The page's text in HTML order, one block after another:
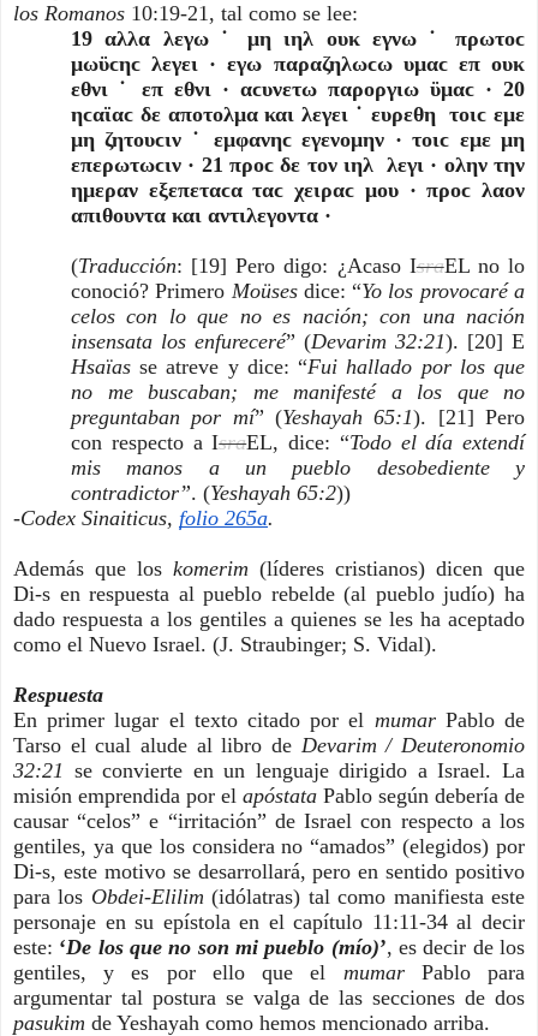
los Romanos 10:19-21, tal como se lee:
19 αλλα λεγω ˙ μη ιηλ ουκ εγνω ˙ πρωτοϲ
μωϋϲηϲ λεγει · εγω παραζηλωϲω υμαϲ επ ουκ
εθνι ˙ επ εθνι · αϲυνετω παροργιω ϋμαϲ · 20
ηϲαϊαϲ δε αποτολμα και λεγει ˙ ευρεθη τοιϲ εμε
μη ζητουϲιν ˙ εμφανηϲ εγενομην · τοιϲ εμε μη
επερωτωϲιν · 21 προϲ δε τον ιηλ λεγι · ολην την
ημεραν εξεπεταϲα ταϲ χειραϲ μου · προϲ λαον
απιθουντα και αντιλεγοντα ·
(Traducción: [19] Pero digo: ¿Acaso IsraEL no lo
conoció? Primero Moüses dice: “Yo los provocaré a
celos con lo que no es nación; con una nación
insensata los enfureceré” (Devarim 32:21). [20] E
Hsaïasse atreve y dice: “Fui hallado por los que
no me buscaban; me manifesté a los que no
preguntaban por mí”(Yeshayah 65:1). [21] Pero
con respecto a IsraEL, dice: “Todo el día extendí
mis manos a un pueblo desobediente y
contradictor”. (Yeshayah 65:2))
-Codex Sinaiticus, folio 265a.
Además que los komerim (líderes cristianos) dicen que
Di-s en respuesta al pueblo rebelde (al pueblo judío) ha
dado respuesta a los gentiles a quienes se les ha aceptado
como el Nuevo Israel. (J. Straubinger; S. Vidal).
Respuesta
En primer lugar el texto citado por el mumar Pablo de
Tarso el cual alude al libro de Devarim / Deuteronomio
32:21 se convierte en un lenguaje dirigido a Israel. La
misión emprendida por el apóstata Pablo según debería de
causar “celos” e “irritación” de Israel con respecto a los
gentiles, ya que los considera no “amados” (elegidos) por
Di-s, este motivo se desarrollará, pero en sentido positivo
para los Obdei-Elilim(idólatras) tal como manifiesta este
personaje en su epístola en el capítulo 11:11-34 al decir
este: ‘De los que no son mi pueblo (mío)’, es decir de los
gentiles, y es por ello que el mumar Pablo para
argumentar tal postura se valga de las secciones de dos
pasukim de Yeshayah como hemos mencionado arriba.